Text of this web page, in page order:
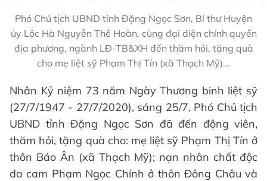
Phó Chủ tịch UBND tỉnh Đặng Ngọc Sơn, Bí thư Huyện
ủy Lộc Hà Nguyễn Thế Hoàn, cùng đại diện chính quyền
địa phương, ngành LĐ-TB&XH đến thăm hỏi, tặng quà
cho mẹ liệt sỹ Phạm Thị Tín (xã Thạch Mỹ)...
Nhân Kỷ niệm 73 năm Ngày Thương binh liệt sỹ
(27/7/1947 - 27/7/2020), sáng 25/7, Phó Chủ tịch
UBND tỉnh Đặng Ngọc Sơn đã đến động viên,
thăm hỏi, tặng quà cho: mẹ liệt sỹ Phạm Thị Tín ở
thôn Báo Ân (xã Thạch Mỹ); nạn nhân chất độc
da cam Phạm Ngọc Chính ở thôn Đông Châu và